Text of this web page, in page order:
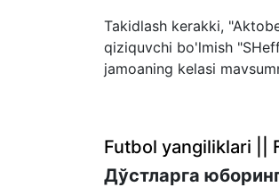
Takidlash kerakki,
qiziquvchi bo'lmish
jamoaning kelasi
Futbol yangiliklari ||
Дўстларга